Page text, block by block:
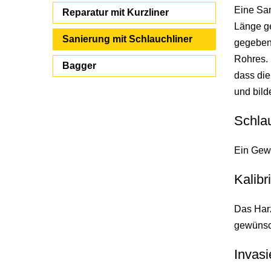
Reparatur mit Kurzliner
Sanierung mit Schlauchliner
Bagger
Eine
Länge
dass
und
Ein
Das